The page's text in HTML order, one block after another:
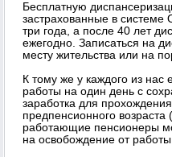
Бесплатную
застрахованные в
три года, а после 40 лет
ежегодно. Записаться на
месту жительства или на
К тому же у каждого из нас
работы на один день с
заработка для
предпенсионного
работающие пенсионеры
на освобождение от